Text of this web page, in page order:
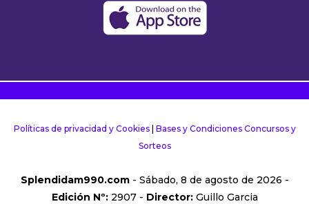
Políticas de privacidad y Cookies| Bases y Condiciones Concursos y
Sorteos
Splendidam990.com- Sábado, 8 de agosto de 2026 -
Edición Nº:2907 - Director:Guillo Garcia